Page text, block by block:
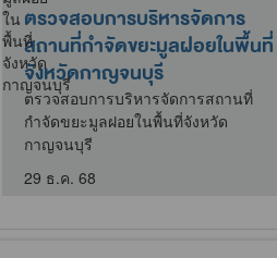
รบริหารจัดการ
ขยะมูลฝอยในพื้นที่
จนบุรี
ริหารจัดการสถานที่
ยในพื้นที่จังหวัด
ตรวจแ
สำหรับ
ตรวจแ
สำหรับผ
19 ธ.ค. 68